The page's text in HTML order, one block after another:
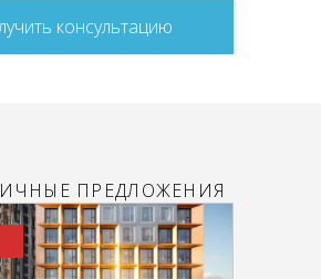
консультацию
ПРЕДЛОЖЕНИЯ